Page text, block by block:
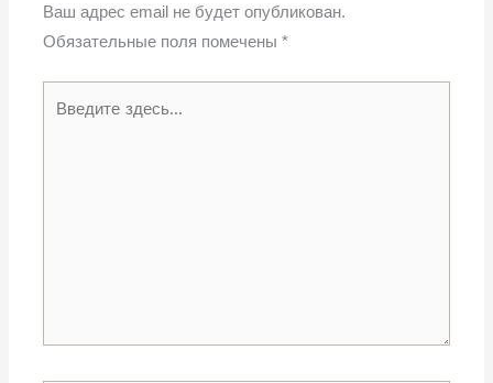
Ваш адрес email не будет опубликован.
Обязательные поля помечены*